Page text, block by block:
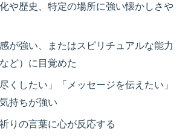
や歴史、特定の場所に強い懐かしさや
が強い、またはスピリチュアルな能力
ど）に目覚めた
くしたい」「メッセージを伝えたい」
持ちが強い
りの言葉に心が反応する